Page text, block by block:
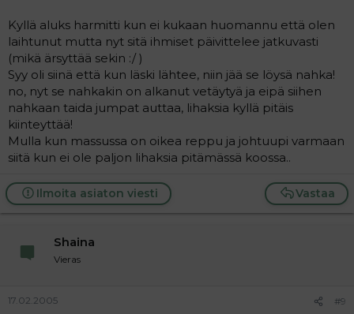
laihdun vaiks nyt 30 kg, niin mihin mun roikkumakkarani
katoaa??! Voinko oikeesti pienentyä niin ettei läskit jää
roikkumaan? Vaatisko vatsajumppaa paljonkin, ei taitais
pelkät lenkkeilyt auttaa? kolmen pienen lapsen kanssa
kun ei paljoa jumppasaleille lähdetä, varsinkin kun
paikkakunnaltamme ei edes löydy!
Kyllä aluks harmitti kun ei kukaan huomannu että olen
laihtunut mutta nyt sitä ihmiset päivittelee jatkuvasti
(mikä ärsyttää sekin :/ )
Syy oli siinä että kun läski lähtee, niin jää se löysä nahka!
no, nyt se nahkakin on alkanut vetäytyä ja eipä siihen
nahkaan taida jumpat auttaa, lihaksia kyllä pitäis
kiinteyttää!
Mulla kun massussa on oikea reppu ja johtuupi varmaan
siitä kun ei ole paljon lihaksia pitämässä koossa..
Vastaa
Ilmoita asiaton viesti
Shaina
Vieras
17.02.2005 #9